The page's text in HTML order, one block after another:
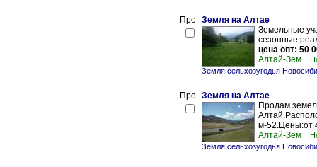
Земля на Алтае
Земельные
сезонные
цена опт: 50
Алтай-Зем
Земля сельхозугодья
Земля на Алтае
Продам
м-52.Цены:от
Алтай-Зем
Земля сельхозугодья